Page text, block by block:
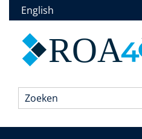
Overslaan
en
inhoud
English
ROA
Zoeken*